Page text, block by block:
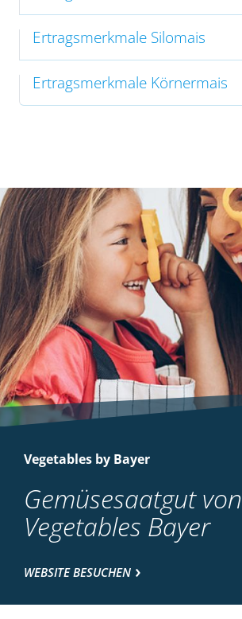
Ertragsmerkmale Silomais
Ertragsmerkmale Körnermais
Vegetables by Bayer
Gemüsesaatgut von
Vegetables Bayer
WEBSITE BESUCHEN